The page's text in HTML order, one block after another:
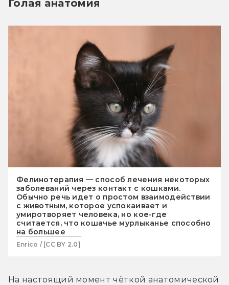
Голая анатомия
Фелинотерапия — способ лечения некоторых
заболеваний через контакт с кошками.
Обычно речь идет о простом взаимодействии
с животным, которое успокаивает и
умиротворяет человека, но кое-где
считается, что кошачье мурлыканье способно
на большее
Enrico / [CC BY 2.0]
На настоящий момент чёткой анатомической